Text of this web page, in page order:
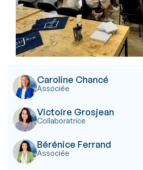
Caroline Chancé
Associée
Victoire Grosjean
Collaboratrice
Bérénice Ferrand
Associée